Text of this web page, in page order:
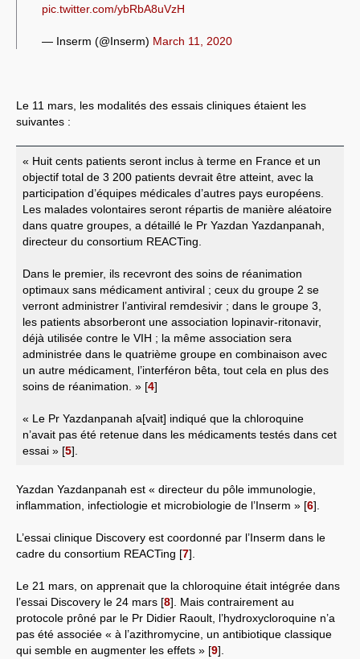
pic.twitter.com/ybRbA8uVzH
— Inserm (@Inserm) March 11, 2020
Le 11 mars, les modalités des essais cliniques étaient les
suivantes :
« Huit cents patients seront inclus à terme en France et un
objectif total de 3 200 patients devrait être atteint, avec la
participation d’équipes médicales d’autres pays européens.
Les malades volontaires seront répartis de manière aléatoire
dans quatre groupes, a détaillé le Pr Yazdan Yazdanpanah,
directeur du consortium REACTing.
Dans le premier, ils recevront des soins de réanimation
optimaux sans médicament antiviral ; ceux du groupe 2 se
verront administrer l’antiviral remdesivir ; dans le groupe 3,
les patients absorberont une association lopinavir-ritonavir,
déjà utilisée contre le VIH ; la même association sera
administrée dans le quatrième groupe en combinaison avec
un autre médicament, l’interféron bêta, tout cela en plus des
soins de réanimation. » [4]
« Le Pr Yazdanpanah a[vait] indiqué que la chloroquine
n’avait pas été retenue dans les médicaments testés dans cet
essai » [5]
Yazdan Yazdanpanah est « directeur du pôle immunologie,
inflammation, infectiologie et microbiologie de l’Inserm » [6]
L’essai clinique Discovery est coordonné par l’Inserm dans le
cadre du consortium REACTing [7]
Le 21 mars, on apprenait que la chloroquine était intégrée dans
l’essai Discovery le 24 mars [8] . Mais contrairement au
protocole prôné par le Pr Didier Raoult, l’hydroxycloroquine n’a
pas été associée « à l’azithromycine, un antibiotique classique
qui semble en augmenter les effets » [9]